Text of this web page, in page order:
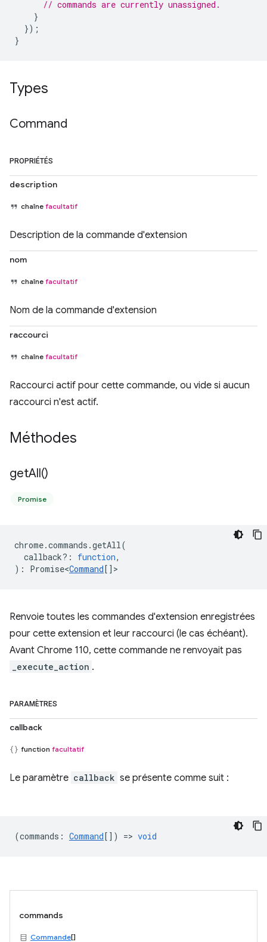
// commands are currently unassigned.
}
});
}
Types
Command
PROPRIÉTÉS
description
chaîne facultatif
Description de la commande d'extension
nom
chaîne facultatif
Nom de la commande d'extension
raccourci
chaîne facultatif
Raccourci actif pour cette commande, ou vide si aucun
raccourci n'est actif.
Méthodes
getAll()
Promise
chrome.commands .getAll(
callback? : function,
) : Promise<Command[] >
Renvoie toutes les commandes d'extension enregistrées
pour cette extension et leur raccourci (le cas échéant).
Avant Chrome 110, cette commande ne renvoyait pas
_execute_action .
PARAMÈTRES
callback
function facultatif
Le paramètre callback se présente comme suit :
(commands : Command[]) => void
commands
Commande[]